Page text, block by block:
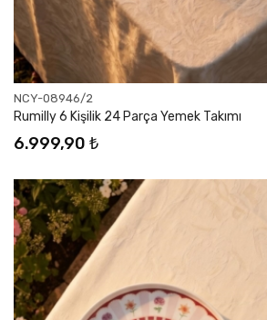
NCY-08946/2
Rumilly 6 Kişilik 24 Parça Yemek Takımı
6.999,90 ₺